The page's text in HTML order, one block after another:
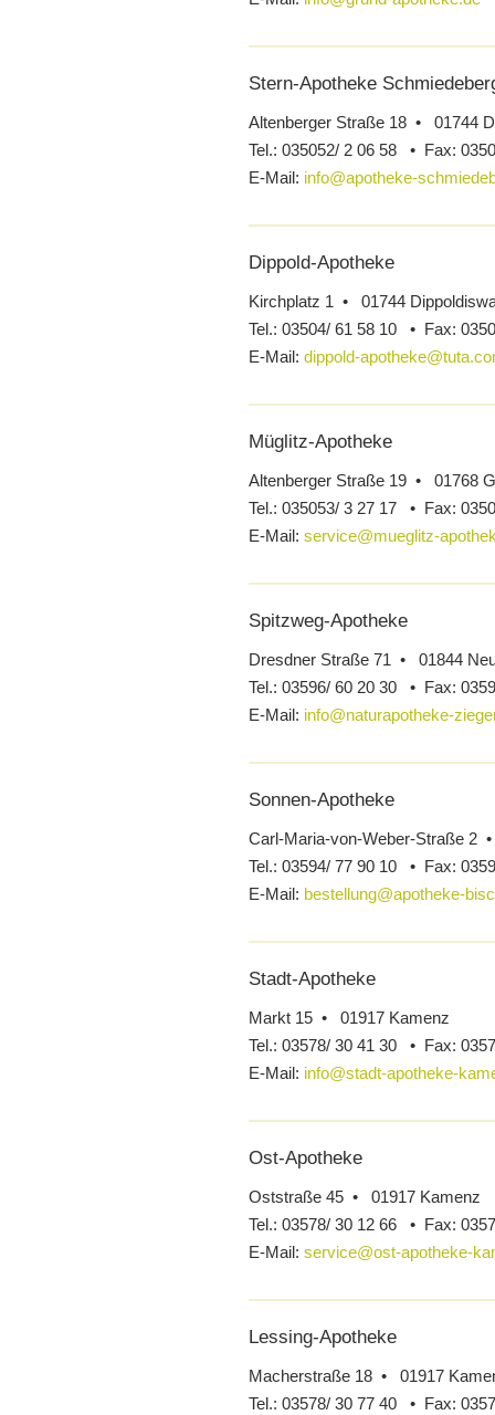
Stern-Apotheke
Altenberger Straße 18 • 01744
Tel.: 035052/ 2 06 58 • Fax:
E-Mail: info@apotheke-
Dippold-Apotheke
Kirchplatz 1 • 01744
Tel.: 03504/ 61 58 10 • Fax:
E-Mail: dippold-
Müglitz-Apotheke
Altenberger Straße 19 • 01768
Tel.: 035053/ 3 27 17 • Fax:
E-Mail: service@mueglitz-
Spitzweg-Apotheke
Dresdner Straße 71 • 01844
Tel.: 03596/ 60 20 30 • Fax:
E-Mail: info@naturapotheke-
Sonnen-Apotheke
Carl-Maria-von-Weber-Straße 2
Tel.: 03594/ 77 90 10 • Fax:
E-Mail: bestellung@apotheke-
Stadt-Apotheke
Markt 15 • 01917 Kamenz
Tel.: 03578/ 30 41 30 • Fax:
E-Mail: info@stadt-apotheke-
Ost-Apotheke
Oststraße 45 • 01917 Kamenz
Tel.: 03578/ 30 12 66 • Fax:
E-Mail: service@ost-apotheke-
Lessing-Apotheke
Macherstraße 18 • 01917
Tel.: 03578/ 30 77 40 • Fax: